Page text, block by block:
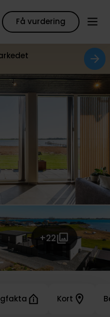
Få vurdering
+22
Kort
Boligfakta Kort